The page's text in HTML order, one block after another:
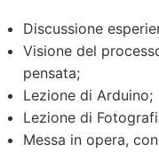
Discussione
Visione del
pensata;
Lezione di Arduino;
Lezione di
Messa in opera,